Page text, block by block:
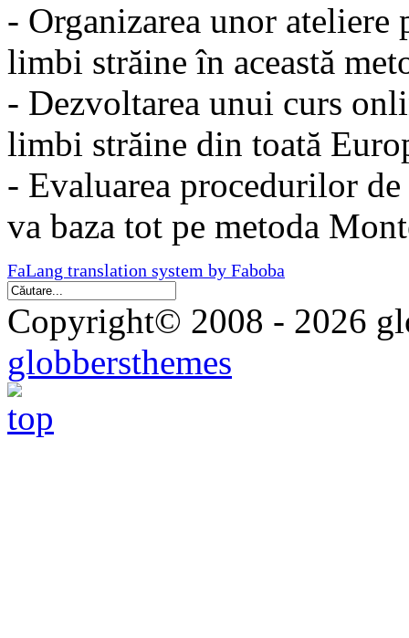
- Organizarea unor
limbi străine în această
- Dezvoltarea unui curs
limbi străine din toată
- Evaluarea procedurilor
va baza tot pe metoda
FaLang translation system by Faboba
Copyright© 2008 - 2026
globbersthemes